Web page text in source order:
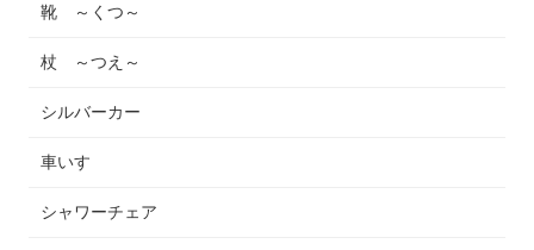
靴 ～くつ～
杖 ～つえ～
シルバーカー
車いす
シャワーチェア